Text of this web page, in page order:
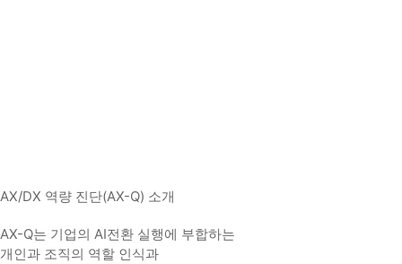
AX/DX 역량 진단(AX-Q) 소개
AX-Q는 기업의 AI전환 실행에 부합하는
개인과 조직의 역할 인식과